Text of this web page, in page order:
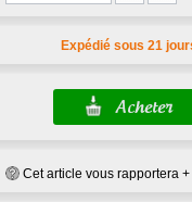
Expédié sous 21
Cet article vous rapportera +